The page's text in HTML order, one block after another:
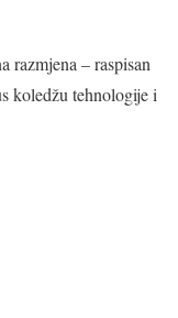
– raspisan
koledžu tehnologije i